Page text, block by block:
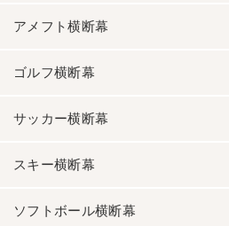
アメフト横断幕
ゴルフ横断幕
サッカー横断幕
スキー横断幕
ソフトボール横断幕